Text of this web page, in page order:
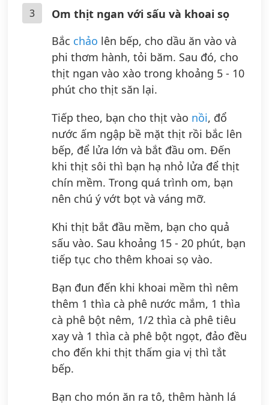
3
Om thịt ngan với sấu và khoai sọ
Bắc chảo lên bếp, cho dầu ăn vào và
phi thơm hành, tỏi băm. Sau đó, cho
thịt ngan vào xào trong khoảng 5 - 10
phút cho thịt săn lại.
Tiếp theo, bạn cho thịt vào nồi, đổ
nước ấm ngập bề mặt thịt rồi bắc lên
bếp, để lửa lớn và bắt đầu om. Đến
khi thịt sôi thì bạn hạ nhỏ lửa để thịt
chín mềm. Trong quá trình om, bạn
nên chú ý vớt bọt và váng mỡ.
Khi thịt bắt đầu mềm, bạn cho quả
sấu vào. Sau khoảng 15 - 20 phút, bạn
tiếp tục cho thêm khoai sọ vào.
Bạn đun đến khi khoai mềm thì nêm
thêm 1 thìa cà phê nước mắm, 1 thìa
cà phê bột nêm, 1/2 thìa cà phê tiêu
xay và 1 thìa cà phê bột ngọt, đảo đều
cho đến khi thịt thấm gia vị thì tắt
bếp.
Bạn cho món ăn ra tô, thêm hành lá